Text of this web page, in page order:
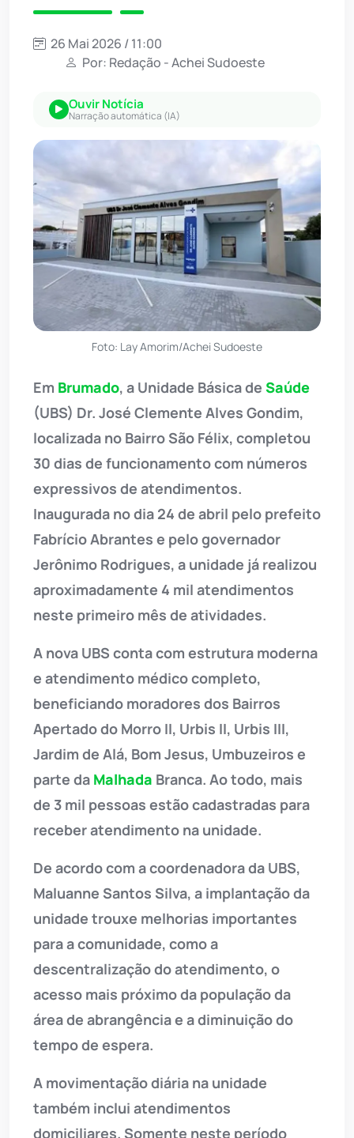
26 Mai 2026 / 11:00
Por: Redação - Achei Sudoeste
Ouvir Notícia
Narração automática (IA)
Foto: Lay Amorim/Achei Sudoeste
Em Brumado, a Unidade Básica de Saúde
(UBS) Dr. José Clemente Alves Gondim,
localizada no Bairro São Félix, completou
30 dias de funcionamento com números
expressivos de atendimentos.
Inaugurada no dia 24 de abril pelo prefeito
Fabrício Abrantes e pelo governador
Jerônimo Rodrigues, a unidade já realizou
aproximadamente 4 mil atendimentos
neste primeiro mês de atividades.
A nova UBS conta com estrutura moderna
e atendimento médico completo,
beneficiando moradores dos Bairros
Apertado do Morro II, Urbis II, Urbis III,
Jardim de Alá, Bom Jesus, Umbuzeiros e
parte da Malhada Branca. Ao todo, mais
de 3 mil pessoas estão cadastradas para
receber atendimento na unidade.
De acordo com a coordenadora da UBS,
Maluanne Santos Silva, a implantação da
unidade trouxe melhorias importantes
para a comunidade, como a
descentralização do atendimento, o
acesso mais próximo da população da
área de abrangência e a diminuição do
tempo de espera.
A movimentação diária na unidade
também inclui atendimentos
domiciliares. Somente neste período